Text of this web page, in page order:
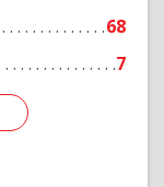
68
7
Подробнее